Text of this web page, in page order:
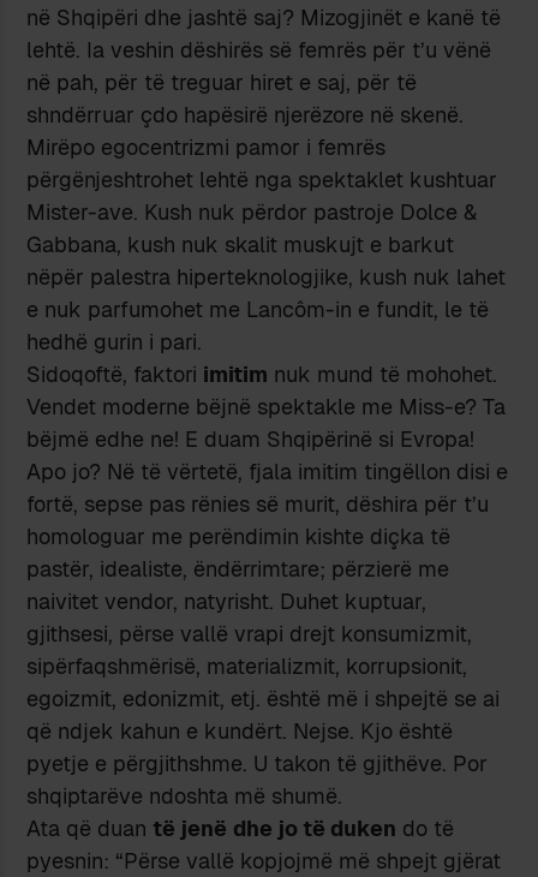
në Shqipëri dhe jashtë saj? Mizogjinët e kanë të
lehtë. Ia veshin dëshirës së femrës për t’u vënë
në pah, për të treguar hiret e saj, për të
shndërruar çdo hapësirë njerëzore në skenë.
Mirëpo egocentrizmi pamor i femrës
përgënjeshtrohet lehtë nga spektaklet kushtuar
Mister-ave. Kush nuk përdor pastroje Dolce &
Gabbana, kush nuk skalit muskujt e barkut
nëpër palestra hiperteknologjike, kush nuk lahet
e nuk parfumohet me Lancôm-in e fundit, le të
hedhë gurin i pari.
Sidoqoftë, faktori imitim nuk mund të mohohet.
Vendet moderne bëjnë spektakle me Miss-e? Ta
bëjmë edhe ne! E duam Shqipërinë si Evropa!
Apo jo? Në të vërtetë, fjala imitim tingëllon disi e
fortë, sepse pas rënies së murit, dëshira për t’u
homologuar me perëndimin kishte diçka të
pastër, idealiste, ëndërrimtare; përzierë me
naivitet vendor, natyrisht. Duhet kuptuar,
gjithsesi, përse vallë vrapi drejt konsumizmit,
sipërfaqshmërisë, materializmit, korrupsionit,
egoizmit, edonizmit, etj. është më i shpejtë se ai
që ndjek kahun e kundërt. Nejse. Kjo është
pyetje e përgjithshme. U takon të gjithëve. Por
shqiptarëve ndoshta më shumë.
Ata që duan të jenë dhe jo të duken do të
pyesnin: “Përse vallë kopjojmë më shpejt gjërat